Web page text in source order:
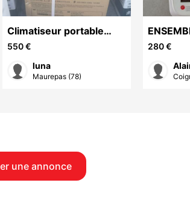
Climatiseur portable
9000 BTU
550 €
luna
Maurepas (78)
CUISINE
280 €
une annonce